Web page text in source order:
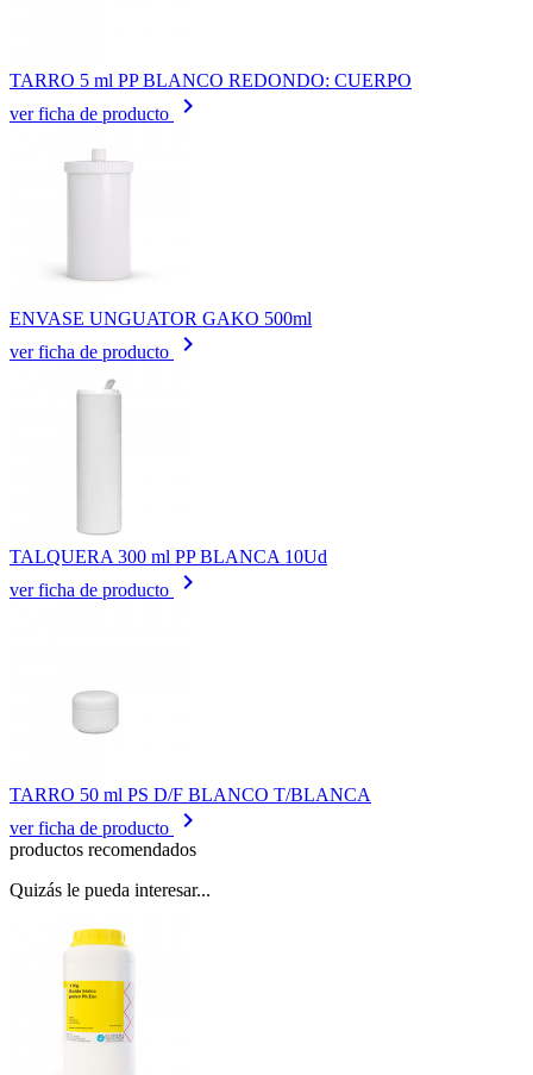
TARRO 5 ml PP BLANCO REDONDO: CUERPO
ver ficha de producto
keyboard_arrow_right
ENVASE UNGUATOR GAKO 500ml
ver ficha de producto
keyboard_arrow_right
TALQUERA 300 ml PP BLANCA 10Ud
ver ficha de producto
keyboard_arrow_right
TARRO 50 ml PS D/F BLANCO T/BLANCA
ver ficha de producto
keyboard_arrow_right
productos recomendados
Quizás le pueda interesar...